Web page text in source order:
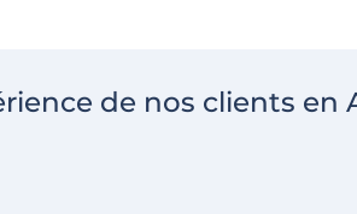
de nos clients en